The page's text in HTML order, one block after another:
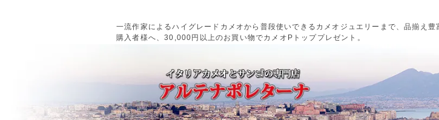
一流作家によるハイグレードカメオから普段使いできるカメオジュエリーまで、品揃え
購入者様へ、30,000円以上のお買い物でカメオPトッププレゼント。